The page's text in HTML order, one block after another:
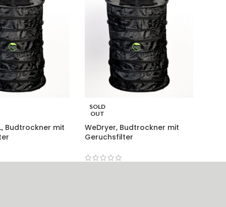
Budtrockner mit
SOLD
OUT
WeDryer, Budtrockner mit
Geruchsfilter